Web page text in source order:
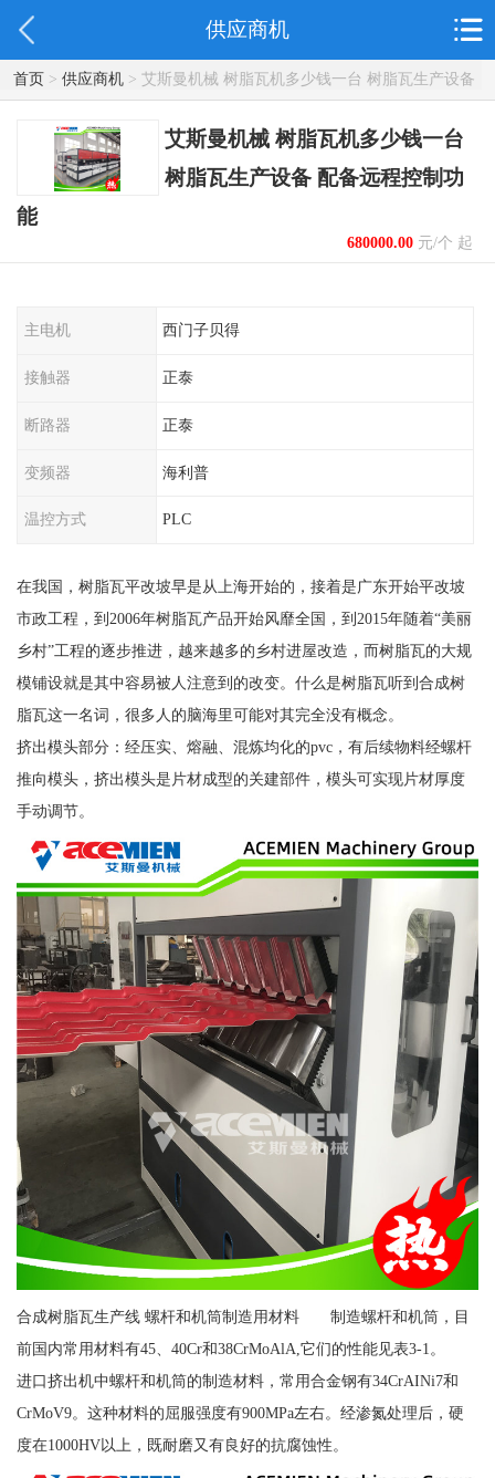
供应商机
首页> 供应商机> 艾斯曼机械 树脂瓦机多少钱一台 树脂瓦生产设备
配备远程控制功能
艾斯曼机械 树脂瓦机多少钱一台
树脂瓦生产设备 配备远程控制功
能
680000.00元/个 起
主电机 西门子贝得
接触器 正泰
断路器 正泰
变频器 海利普
温控方式 PLC
在我国，树脂瓦平改坡早是从上海开始的，接着是广东开始平改坡
市政工程，到2006年树脂瓦产品开始风靡全国，到2015年随着“美丽
乡村”工程的逐步推进，越来越多的乡村进屋改造，而树脂瓦的大规
模铺设就是其中容易被人注意到的改变。什么是树脂瓦听到合成树
脂瓦这一名词，很多人的脑海里可能对其完全没有概念。
挤出模头部分：经压实、熔融、混炼均化的pvc，有后续物料经螺杆
推向模头，挤出模头是片材成型的关建部件，模头可实现片材厚度
手动调节。
合成树脂瓦生产线 螺杆和机筒制造用材料 制造螺杆和机筒，目
前国内常用材料有45、40Cr和38CrMoAlA,它们的性能见表3-1。
进口挤出机中螺杆和机筒的制造材料，常用合金钢有34CrAINi7和
CrMoV9。这种材料的屈服强度有900MPa左右。经渗氮处理后，硬
度在1000HV以上，既耐磨又有良好的抗腐蚀性。